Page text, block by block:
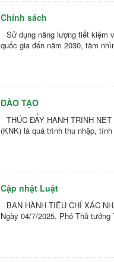
Chính sách
Sử dụng năng lượng tiết kiệm
quốc gia đến năm 2030, tầm
ĐÀO TẠO
THÚC ĐẨY HÀNH TRÌNH
(KNK) là quá trình thu nhập,
Cập nhật Luật
BAN HÀNH TIÊU CHÍ XÁC
Ngày 04/7/2025, Phó Thủ